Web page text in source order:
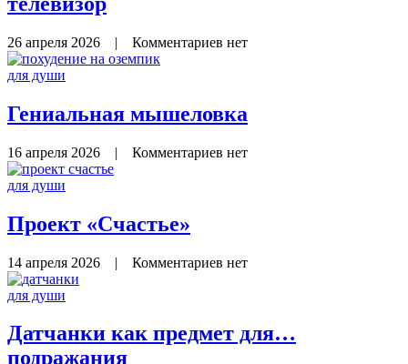
26 апреля 2026 | Комментариев нет
для души
Гениальная мышеловка
16 апреля 2026 | Комментариев нет
для души
Проект «Счастье»
14 апреля 2026 | Комментариев нет
для души
Датчанки как предмет для…
подражания